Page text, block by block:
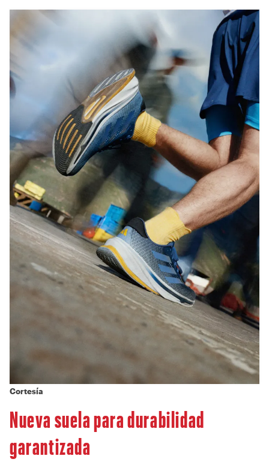
Cortesía
Nueva suela para durabilidad
garantizada